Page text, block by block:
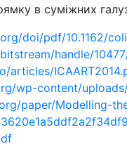
в суміжних
doi/pdf/10.1162/
handle/
articles/
wp-content/
paper/Modelling-